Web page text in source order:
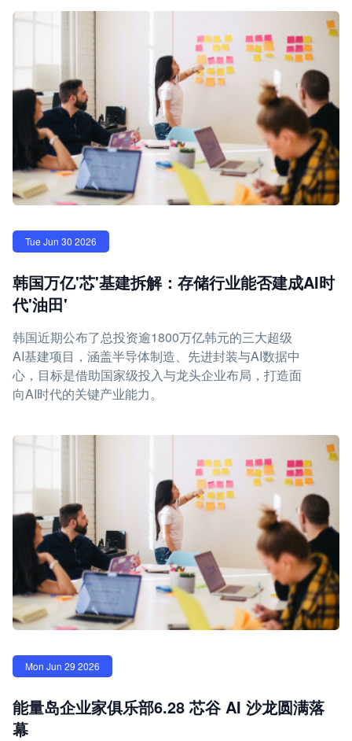
Tue Jun 30 2026
韩国万亿'芯'基建拆解：存储行业能否建成AI时
代'油田'
韩国近期公布了总投资逾1800万亿韩元的三大超级
AI基建项目，涵盖半导体制造、先进封装与AI数据中
心，目标是借助国家级投入与龙头企业布局，打造面
向AI时代的关键产业能力。
Mon Jun 29 2026
能量岛企业家俱乐部6.28 芯谷 AI 沙龙圆满落
幕